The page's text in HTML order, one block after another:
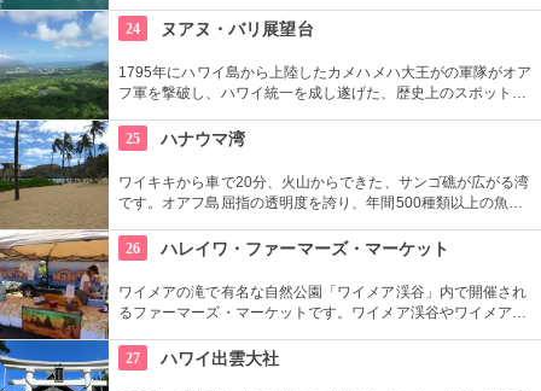
いそう。バーベキューやフラ、ウクレレ演奏など、嬉しいおも
てなしも。
24 ヌアヌ・バリ展望台
1795年にハワイ島から上陸したカメハメハ大王がの軍隊がオア
フ軍を撃破し、ハワイ統一を成し遂げた、歴史上のスポットで
から広がる絶景は感動モノ。海から吹く風は強烈です。
25 ハナウマ湾
ワイキキから車で20分、火山からできた、サンゴ礁が広がる湾
です。オアフ島屈指の透明度を誇り、年間500種類以上の魚が
で年間100万人以上の観光客が訪れます。
26 ハレイワ・ファーマーズ・マーケット
ワイメアの滝で有名な自然公園「ワイメア渓谷」内で開催され
るファーマーズ・マーケットです。ワイメア渓谷やワイメアの
していますので、おやつはもちろん、ディナーを楽しむのもア
リですね。
27 ハワイ出雲大社